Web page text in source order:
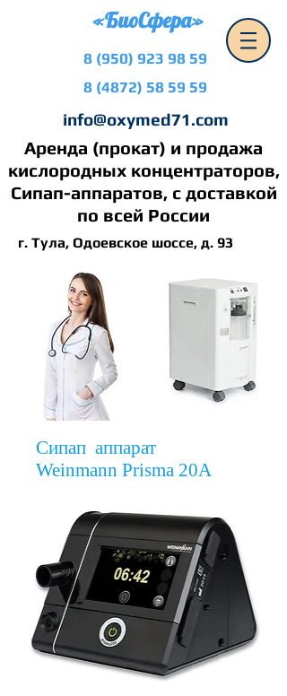
«БиоСфера»
8 (950) 923 98 59
8 (4872) 58 59 59
info@oxymed71.com
Аренда (прокат) и продажа
кислородных концентраторов,
Сипап-аппаратов, с доставкой
по всей России
г. Тула, Одоевское шоссе, д. 93
Сипап аппарат
Weinmann Prisma 20A